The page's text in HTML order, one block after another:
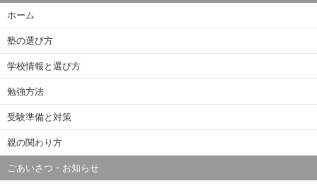
ホーム
塾の選び方
学校情報と選び方
勉強方法
受験準備と対策
親の関わり方
ごあいさつ・お知らせ